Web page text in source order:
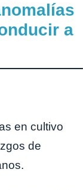
a
en cultivo
de